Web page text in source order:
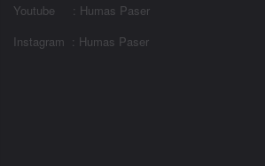
Youtube : Humas Paser
Instagram : Humas Paser